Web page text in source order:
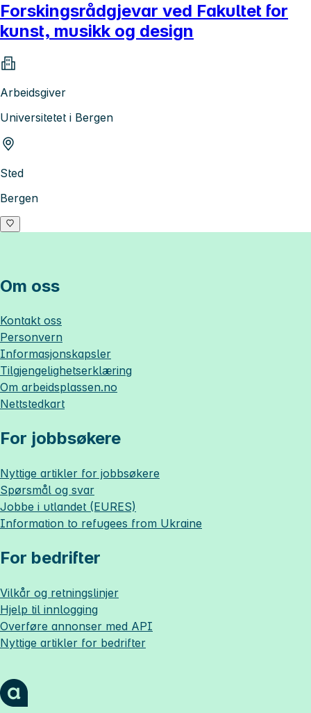
Forskingsrådgjevar ved Fakultet for
kunst, musikk og design
Arbeidsgiver
Universitetet i Bergen
Sted
Bergen
Om oss
Kontakt oss
Personvern
Informasjonskapsler
Tilgjengelighetserklæring
Om arbeidsplassen.no
Nettstedkart
For jobbsøkere
Nyttige artikler for jobbsøkere
Spørsmål og svar
Jobbe i utlandet (EURES)
Information to refugees from Ukraine
For bedrifter
Vilkår og retningslinjer
Hjelp til innlogging
Overføre annonser med API
Nyttige artikler for bedrifter